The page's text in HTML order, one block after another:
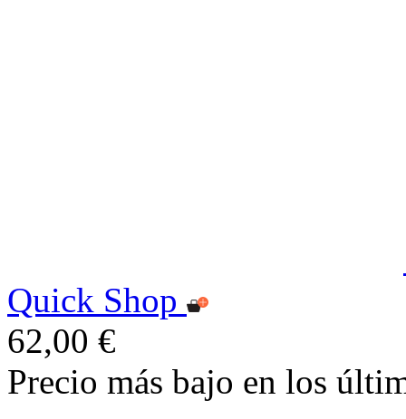
Quick Shop
62,00 €
Precio más bajo en los